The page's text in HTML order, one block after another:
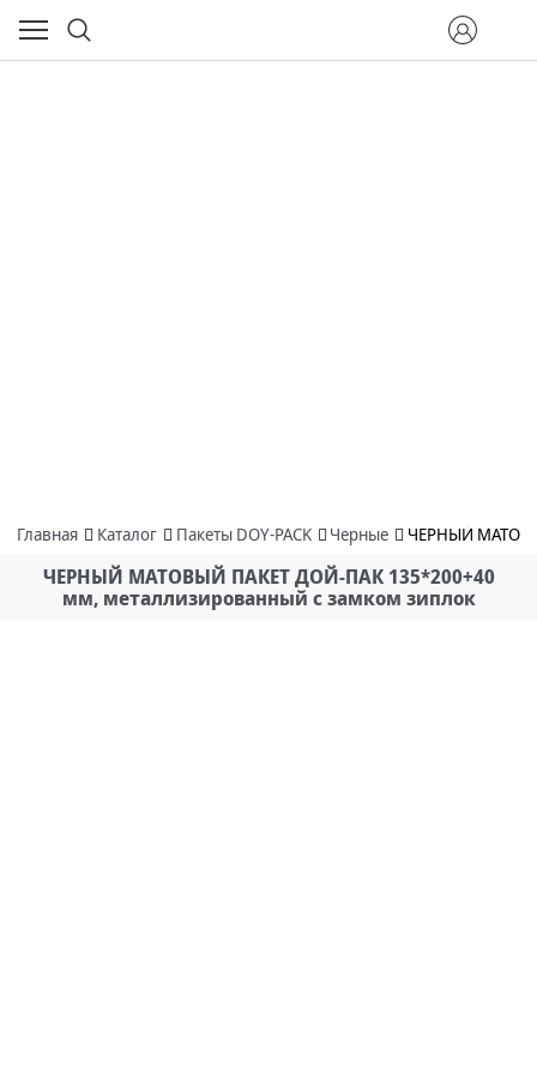
Главная Каталог Пакеты DOY-PACK Черные ЧЕРНЫЙ
ЧЕРНЫЙ МАТОВЫЙ ПАКЕТ ДОЙ-ПАК 135*200+40
мм, металлизированный с замком зиплок